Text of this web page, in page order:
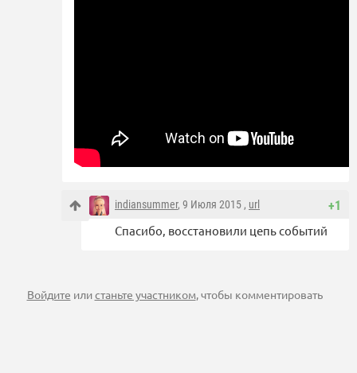
+1
indiansummer, 9 Июля 2015 , url
Спасибо, восстановили цепь событий
Войдите илистаньте участником, чтобы комментировать